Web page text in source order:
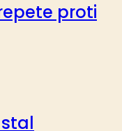
proti